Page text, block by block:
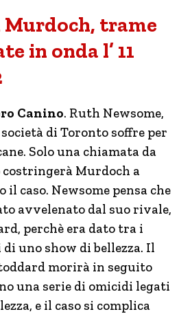
trame
in onda l’ 11
Canino. Ruth Newsome,
di Toronto soffre per
Solo una chiamata da
costringerà Murdoch a
il caso. Newsome pensa che
avvelenato dal suo rivale,
perchè era dato tra i
uno show di bellezza. Il
morirà in seguito
una serie di omicidi legati
e il caso si complica